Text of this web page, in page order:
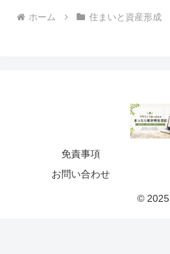
ホーム 住まいと資産形成
免責事項
お問い合わせ
© 2025 .